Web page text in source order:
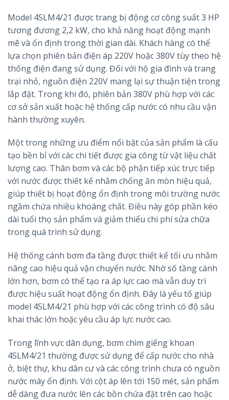
Model 4SLM4/21 được trang bị động cơ công suất 3 HP
tương đương 2,2 kW, cho khả năng hoạt động mạnh
mẽ và ổn định trong thời gian dài. Khách hàng có thể
lựa chọn phiên bản điện áp 220V hoặc 380V tùy theo hệ
thống điện đang sử dụng. Đối với hộ gia đình và trang
trại nhỏ, nguồn điện 220V mang lại sự thuận tiện trong
lắp đặt. Trong khi đó, phiên bản 380V phù hợp với các
cơ sở sản xuất hoặc hệ thống cấp nước có nhu cầu vận
hành thường xuyên.
Một trong những ưu điểm nổi bật của sản phẩm là cấu
tạo bền bỉ với các chi tiết được gia công từ vật liệu chất
lượng cao. Thân bơm và các bộ phận tiếp xúc trực tiếp
với nước được thiết kế nhằm chống ăn mòn hiệu quả,
giúp thiết bị hoạt động ổn định trong môi trường nước
ngầm chứa nhiều khoáng chất. Điều này góp phần kéo
dài tuổi thọ sản phẩm và giảm thiểu chi phí sửa chữa
trong quá trình sử dụng.
Hệ thống cánh bơm đa tầng được thiết kế tối ưu nhằm
nâng cao hiệu quả vận chuyển nước. Nhờ số tầng cánh
lớn hơn, bơm có thể tạo ra áp lực cao mà vẫn duy trì
được hiệu suất hoạt động ổn định. Đây là yếu tố giúp
model 4SLM4/21 phù hợp với các công trình có độ sâu
khai thác lớn hoặc yêu cầu áp lực nước cao.
Trong lĩnh vực dân dụng, bơm chìm giếng khoan
4SLM4/21 thường được sử dụng để cấp nước cho nhà
ở, biệt thự, khu dân cư và các công trình chưa có nguồn
nước máy ổn định. Với cột áp lên tới 150 mét, sản phẩm
dễ dàng đưa nước lên các bồn chứa đặt trên cao hoặc